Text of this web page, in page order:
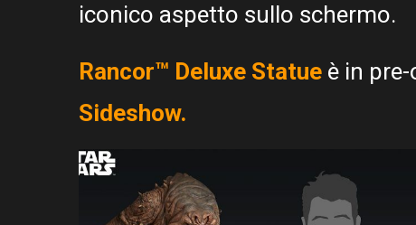
iconico aspetto sullo schermo.
Rancor™ Deluxe Statue è in
Sideshow.